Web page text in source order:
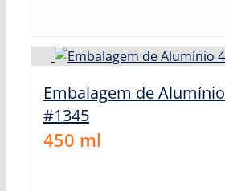
Embalagem de Alumínio
#1345
450 ml